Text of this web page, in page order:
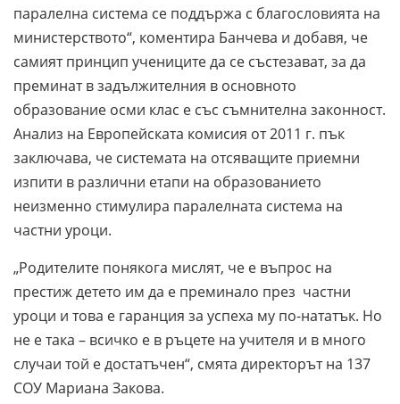
паралелна система се поддържа с благословията на
министерството“, коментира Банчева и добавя, че
самият принцип учениците да се състезават, за да
преминат в задължителния в основното
образование осми клас е със съмнителна законност.
Анализ на Европейската комисия от 2011 г. пък
заключава, че системата на отсяващите приемни
изпити в различни етапи на образованието
неизменно стимулира паралелната система на
частни уроци.
„Родителите понякога мислят, че е въпрос на
престиж детето им да е преминало през частни
уроци и това е гаранция за успеха му по-нататък. Но
не е така – всичко е в ръцете на учителя и в много
случаи той е достатъчен“, смята директорът на 137
СОУ Мариана Закова.